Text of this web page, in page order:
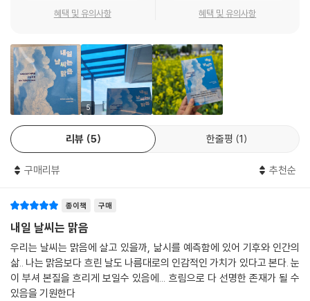
이 향상되면 농업에 종사하는 많은 이들이 “힘든 시기를 내다보아 파종 일
다. 실제로 계절예측은 홍수와 가뭄 등의 자연재해를 미리 대비하고, 날씨
에 따라 창궐하는 감염병을 예상해 대응하며, 시기와 지역에 따라 적절한
파종 작물을 파악하는 데 쓰인다. 전 세계 사람들의 삶을 향상하며 기후 앞
에서 취약한 이웃의 목숨을 구하는 희망의 과학인 셈이다.
“기상학은 인류가 서로를 돌보는 가장 오래된 시도다”
과학
그 밖에도 몬순과 엘니뇨, 사막화 등을 연구하며 기상학에 크나큰 기여를
한 자가디시 슈클라는, IPCC 제4차 평가보고서의 핵심저자로서 “기후계
가 온난화되고 있음은 명백”하며 이는 “대부분 인류발 온실가스 농도의 관
측된 증가 때문일 가능성이 크다”고 밝히기도 했다. 지구온난화가 명백한
사실이며 그 주된 원인이 인류라는 과학적 합의를 정립하며 이에 대한 대
응을 전 세계적으로 촉구한 것이다. 이는 IPCC가 앨 고어와 함께 2007년
혜택 및 유의사항 혜택 및 유의사항
5
리뷰 5 한줄평 1
구매리뷰 추천순
종이책 구매
내일 날씨는 맑음
우리는 날씨는 맑음에 살고 있을까, 낢시를 예측함에 있어 기후와 인간의
삶.. 나는 맑음보다 흐린 날도 나름대로의 인감적인 가치가 있다고 본다. 눈
이 부셔 본질을 흐리게 보일수 있음에... 흐림으로 다 선명한 존재가 될 수
있음을 기원한다